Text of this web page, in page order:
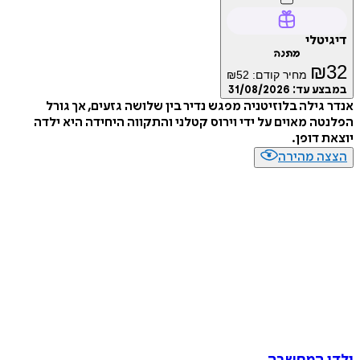
₪ מחיר קודם: ₪52
עד:31/08/2026
בלוזיטניה מפגש נדיר בין שלושה גזעים, אך גורל
מאוים על ידי וירוס קטלני והתקווה היחידה היא ילדה
דופן.
מהירה